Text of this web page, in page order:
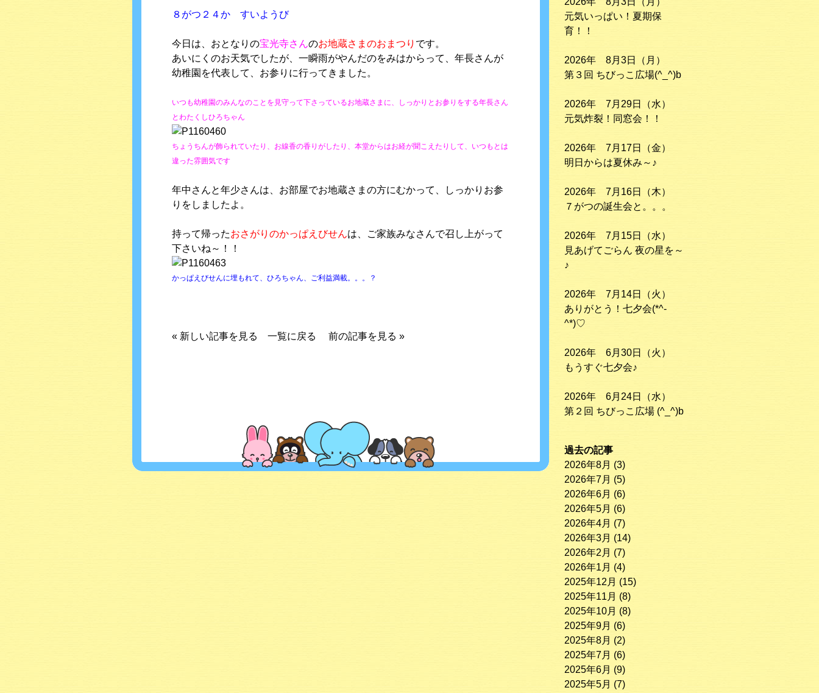
８がつ２４か すいようび
今日は、おとなりの宝光寺さんのお地蔵さまのおまつり です。
あいにくのお天気でしたが、一瞬雨がやんだのをみはからって、年長さんが
幼稚園を代表して、お参りに行ってきました。
いつも幼稚園のみんなのことを見守って下さっているお地蔵さまに、しっかりとお参りをする年長さん
とわたくしひろちゃん
ちょうちんが飾られていたり、お線香の香りがしたり、本堂からはお経が聞こえたりして、いつもとは
違った雰囲気です
年中さんと年少さんは、お部屋でお地蔵さまの方にむかって、しっかりお参
りをしましたよ。
持って帰ったおさがりのかっぱえびせんは、ご家族みなさんで召し上がって
下さいね～！！
かっぱえびせんに埋もれて、ひろちゃん、ご利益満載。。。？
« 新しい記事を見る 一覧に戻る 前の記事を見る »
元気いっぱい！夏期保
育！！
2026年 8月3日（月）
第３回 ちびっこ広場(^_^)b
2026年 7月29日（水）
元気炸裂！同窓会！！
2026年 7月17日（金）
明日からは夏休み～♪
2026年 7月16日（木）
７がつの誕生会と。。。
2026年 7月15日（水）
見あげてごらん 夜の星を～
♪
2026年 7月14日（火）
ありがとう！七夕会(*^-
^*)♡
2026年 6月30日（火）
もうすぐ七夕会♪
2026年 6月24日（水）
第２回 ちびっこ広場 (^_^)b
過去の記事
2026年8月 (3)
2026年7月 (5)
2026年6月 (6)
2026年5月 (6)
2026年4月 (7)
2026年3月 (14)
2026年2月 (7)
2026年1月 (4)
2025年12月 (15)
2025年11月 (8)
2025年10月 (8)
2025年9月 (6)
2025年8月 (2)
2025年7月 (6)
2025年6月 (9)
2025年5月 (7)